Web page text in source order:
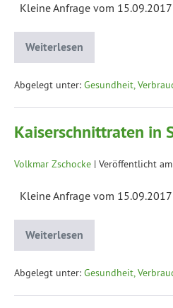
Kleine Anfrage vom
Weiterlesen
Abgelegt unter: Gesundheit,
Kaiserschnittraten in
Volkmar Zschocke | Veröffentlicht am
Kleine Anfrage vom
Weiterlesen
Abgelegt unter: Gesundheit,